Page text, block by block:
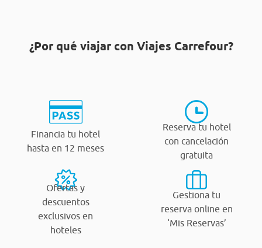
¿Por qué viajar con Viajes Carrefour?
Financia tu hotel
hasta en 12 meses
Reserva tu hotel
con cancelación
gratuita
Ofertas y
descuentos
exclusivos en
hoteles
Gestiona tu
reserva online en
‘Mis Reservas’